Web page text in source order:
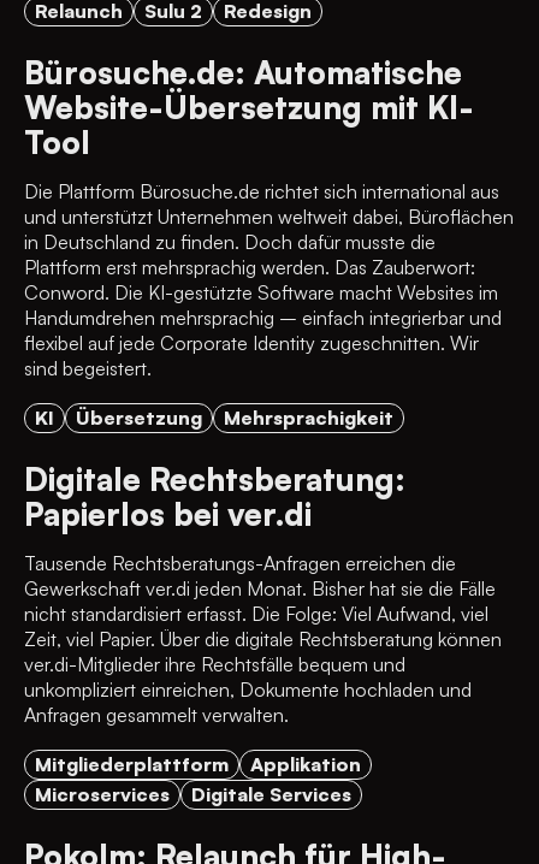
Relaunch Sulu 2 Redesign
Bürosuche.de: Automatische
Website-Übersetzung mit KI-
Tool
Die Plattform Bürosuche.de richtet sich international aus
und unterstützt Unternehmen weltweit dabei, Büroflächen
in Deutschland zu finden. Doch dafür musste die
Plattform erst mehrsprachig werden. Das Zauberwort:
Conword. Die KI-gestützte Software macht Websites im
Handumdrehen mehrsprachig – einfach integrierbar und
flexibel auf jede Corporate Identity zugeschnitten. Wir
sind begeistert.
KI Übersetzung Mehrsprachigkeit
Digitale Rechtsberatung:
Papierlos bei ver.di
Tausende Rechtsberatungs-Anfragen erreichen die
Gewerkschaft ver.di jeden Monat. Bisher hat sie die Fälle
nicht standardisiert erfasst. Die Folge: Viel Aufwand, viel
Zeit, viel Papier. Über die digitale Rechtsberatung können
ver.di-Mitglieder ihre Rechtsfälle bequem und
unkompliziert einreichen, Dokumente hochladen und
Anfragen gesammelt verwalten.
Mitgliederplattform
Applikation
Microservices
Digitale Services
Pokolm: Relaunch für High-